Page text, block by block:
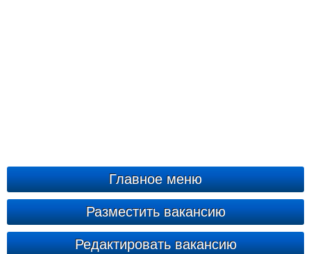
Главное меню
Разместить вакансию
Редактировать вакансию